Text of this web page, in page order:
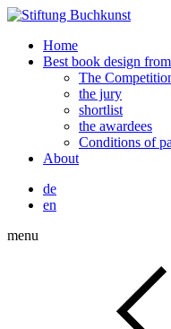
Home
Best book design
The
the jury
shortlist
the awardees
Conditions of
About
de
en
menu